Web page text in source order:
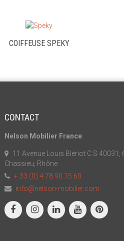
COIFFEUSE SPEKY
CONTACT
Nelson Mobilier France
11 Avenue Louis Blériot C.S 40031,
Chassieu, Rhône
+ 33 (0) 4 78 90 15 60
info@nelson-mobilier.com